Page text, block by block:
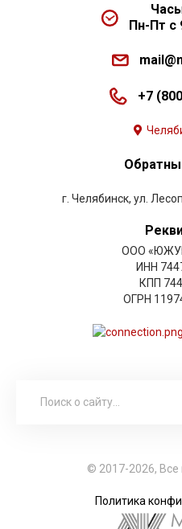
Пн-Пт с
+7
г. Челябинск, ул.
ООО
ИНН
КПП
ОГРН
© 2017-2026,
Политика